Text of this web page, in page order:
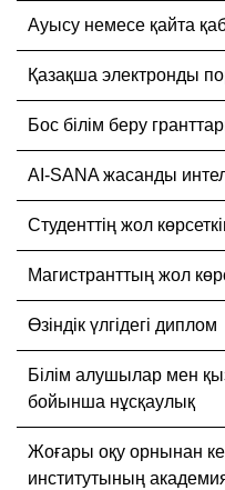
Ауысу немесе қайта
Қазақша электронды
Бос білім беру
AI-SANA жасанды
Студенттің жол
Магистранттың жол
Өзіндік үлгідегі диплом
Білім алушылар мен
бойынша нұсқаулық
Жоғары оқу орнынан
институтының